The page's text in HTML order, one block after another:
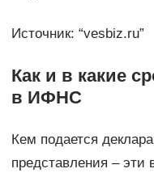
Источник: “vesbiz.ru”
Как и в какие
в ИФНС
Кем подается
представления –